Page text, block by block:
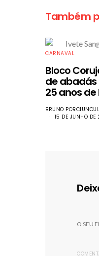
Também
CARNAVAL
Bloco
de
25 anos
BRUNO
15 DE JUNHO
O SEU